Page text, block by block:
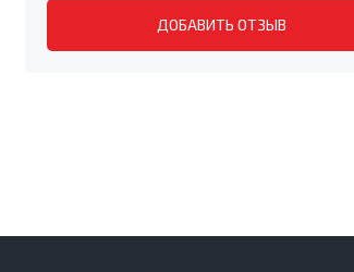
ДОБАВИТЬ ОТЗЫВ